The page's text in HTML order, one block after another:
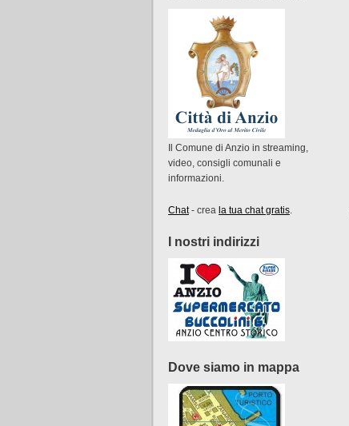
Il Comune di Anzio in streaming,
video, consigli comunali e
informazioni.
Chat- crea la tua chat gratis.
I nostri indirizzi
Dove siamo in mappa